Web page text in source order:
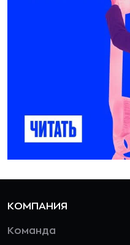
КОМПАНИЯ
Команда